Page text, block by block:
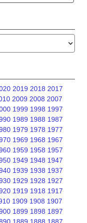
2019 2018 2017
2009 2008 2007
1999 1998 1997
1989 1988 1987
1979 1978 1977
1969 1968 1967
1959 1958 1957
1949 1948 1947
1939 1938 1937
1929 1928 1927
1919 1918 1917
1909 1908 1907
1899 1898 1897
1889 1888 1887